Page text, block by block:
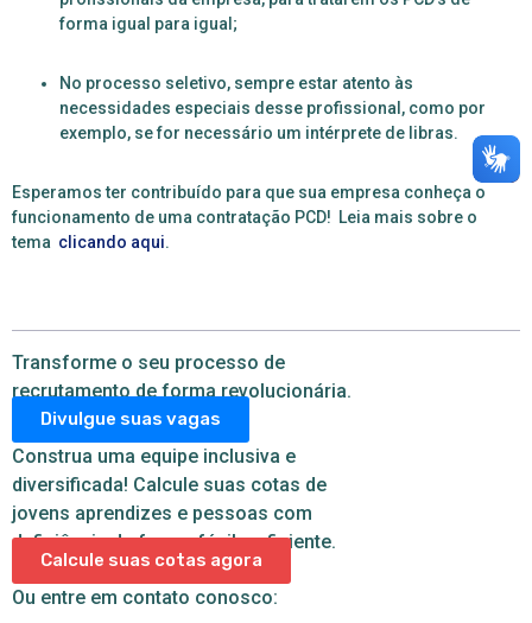
forma igual para igual;
No processo seletivo, sempre estar atento às
necessidades especiais desse profissional, como por
exemplo, se for necessário um intérprete de libras.
Esperamos ter contribuído para que sua empresa conheça o
funcionamento de uma contratação PCD! Leia mais sobre o
tema clicando aqui.
Transforme o seu processo de
recrutamento de forma revolucionária.
Divulgue suas vagas
Construa uma equipe inclusiva e
diversificada! Calcule suas cotas de
jovens aprendizes e pessoas com
deficiência de forma fácil e eficiente.
Calcule suas cotas agora
Ou entre em contato conosco: